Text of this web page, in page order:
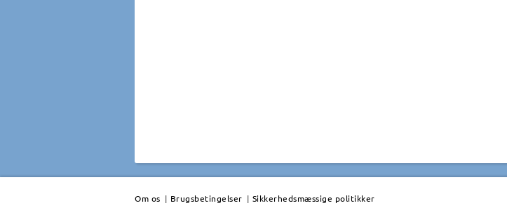
Om os | Brugsbetingelser | Sikkerhedsmæssige politikker